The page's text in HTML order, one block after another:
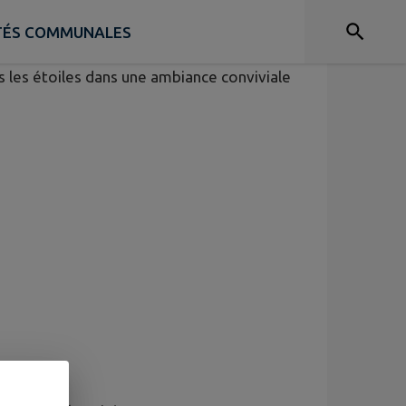
COMMUNALES
étoiles dans une ambiance conviviale